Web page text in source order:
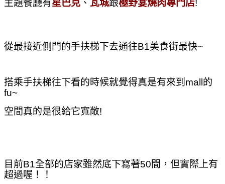
主題餐廳有星巴克 、 瓦城跟極野宴燒肉專門店!
從最接近側門的手扶梯下去通往B1美食街最快~
搭乘手扶梯往下看的時候就覺得真是有來到mall的
fu~
空間真的是很給它寬敞!
目前B1全部的店家雖然底下寫著50間，但實際上有
超過喔！！